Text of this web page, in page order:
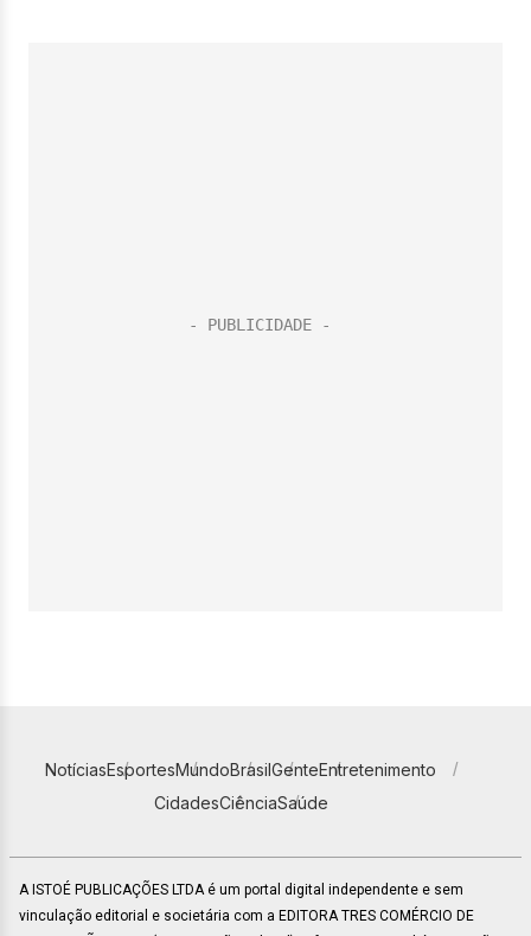
NotíciasEsportesMundoBrasilGenteEntretenimento
CidadesCiênciaSaúde
A ISTOÉ PUBLICAÇÕES LTDA é um portal digital independente e sem
vinculação editorial e societária com a EDITORA TRES COMÉRCIO DE